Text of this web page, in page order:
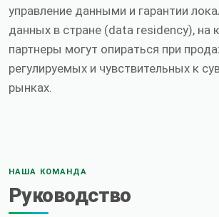
управление данными и гарантии
данных в стране (data residency), на
партнеры могут опираться при
регулируемых и чувствительных к
рынках.
НАША КОМАНДА
Руководство